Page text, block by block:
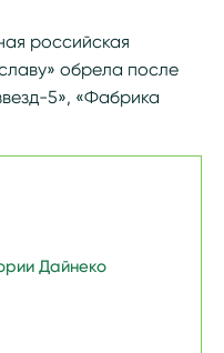
российская
обрела после
5», «Фабрика
Дайнеко